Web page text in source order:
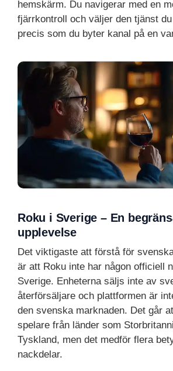
hemskärm. Du navigerar med en
fjärrkontroll och väljer den tjänst
precis som du byter kanal på en
Roku i Sverige – En
upplevelse
Det viktigaste att förstå för
är att Roku inte har någon officiell
Sverige. Enheterna säljs inte av
återförsäljare och plattformen är
den svenska marknaden. Det går
spelare från länder som
Tyskland, men det medför flera
nackdelar.